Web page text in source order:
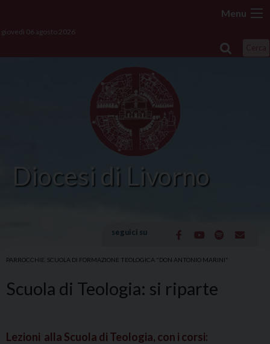
content
Menu
giovedì 06 agosto 2026
Diocesi di Livorno
seguici su
PARROCCHIE SCUOLA DI FORMAZIONE TEOLOGICA "DON ANTONIO MARINI"
Scuola di Teologia: si riparte
Lezioni alla Scuola di Teologia, con i corsi: